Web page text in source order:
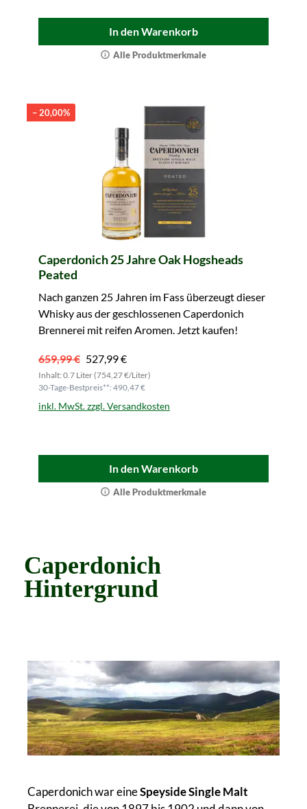
In den Warenkorb
Alle Produktmerkmale
– 20,00%
Caperdonich 25 Jahre Oak Hogsheads
Peated
Nach ganzen 25 Jahren im Fass überzeugt dieser
Whisky aus der geschlossenen Caperdonich
Brennerei mit reifen Aromen. Jetzt kaufen!
659,99 € 527,99 €
Inhalt: 0.7 Liter (754,27 €/Liter)
30-Tage-Bestpreis**: 490,47 €
inkl. MwSt. zzgl. Versandkosten
In den Warenkorb
Alle Produktmerkmale
Caperdonich
Hintergrund
Caperdonich war eineSpeyside Single Malt